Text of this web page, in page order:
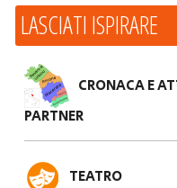
LASCIATI ISPIRARE
CRONACA E
PARTNER
TEATRO